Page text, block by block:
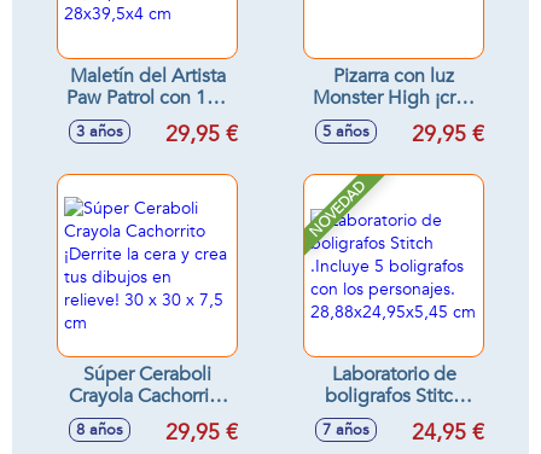
Maletín del Artista
Paw Patrol con 128
piezas, incluye 18
hojas para colorear
3 años 29,95 €
Pizarra con luz
Monster High ¡crea
infinitos looks!
5 años 29,95 €
Súper Ceraboli
Crayola Cachorrito
¡Derrite la cera y
crea tus dibujos en
8 años 29,95 €
NOVEDAD
Laboratorio de
boligrafos Stitch
.Incluye 5
boligrafos con los
7 años 24,95 €